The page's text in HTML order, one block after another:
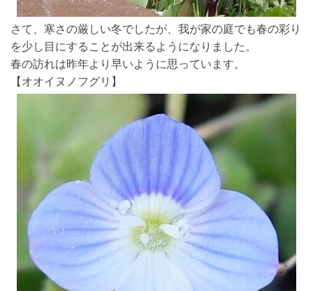
さて、寒さの厳しい冬でしたが、我が家の庭でも春の彩り
を少し目にすることが出来るようになりました。
春の訪れは昨年より早いように思っています。
【オオイヌノフグリ】